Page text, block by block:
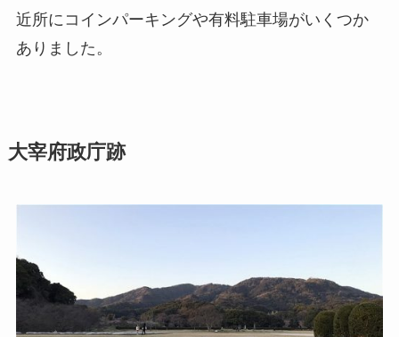
近所にコインパーキングや有料駐車場がいくつか
ありました。
大宰府政庁跡